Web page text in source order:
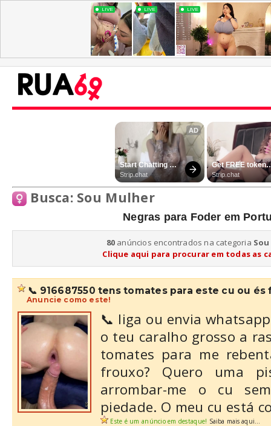
Busca: Sou Mulher
Negras para Foder em
80 anúncios encontrados na categoria
Clique aqui para procurar em todas as
📞 916687550 tens tomates para este cu ou
Anuncie como este!
📞 liga ou envia
o teu caralho grosso a
tomates para me
frouxo? Quero uma
arrombar-me o cu
piedade. O meu cu está
Este é um anúncio em destaque! Saiba mais aqui...